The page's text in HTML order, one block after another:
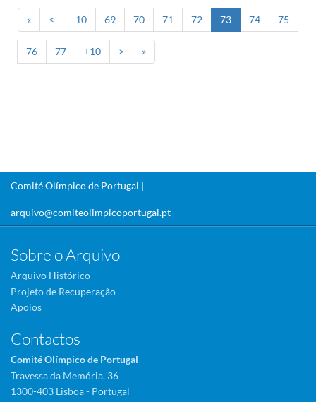
« < -10 69 70 71 72 73 74 75
76 77 +10 > »
Comité Olímpico de Portugal |
arquivo@comiteolimpicoportugal.pt
Sobre o Arquivo
Arquivo Histórico
Projeto de Recuperação
Apoios
Contactos
Comité Olímpico de Portugal
Travessa da Memória, 36
1300-403 Lisboa - Portugal